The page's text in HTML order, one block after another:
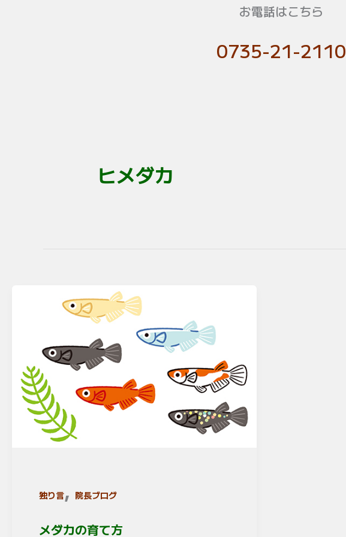
お電話はこちら
0735-21-2110
ヒメダカ
独り言, 院長ブログ
メダカの育て方